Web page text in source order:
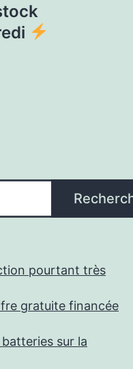
pourtant très
gratuite financée
sur la